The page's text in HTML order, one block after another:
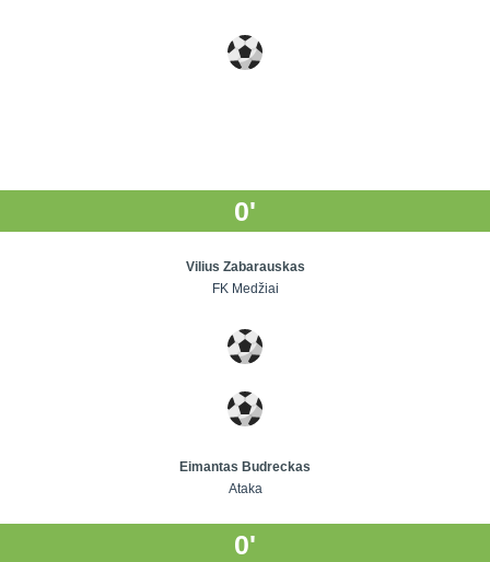
0'
Vilius Zabarauskas
FK Medžiai
Eimantas Budreckas
Ataka
0'